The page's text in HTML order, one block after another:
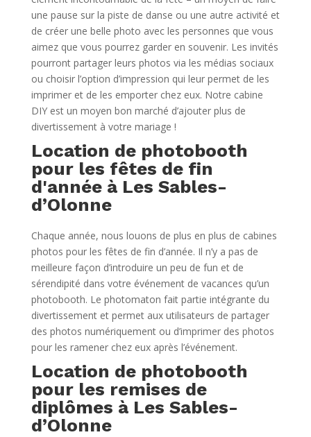
une pause sur la piste de danse ou une autre activité et
de créer une belle photo avec les personnes que vous
aimez que vous pourrez garder en souvenir. Les invités
pourront partager leurs photos via les médias sociaux
ou choisir l’option d’impression qui leur permet de les
imprimer et de les emporter chez eux. Notre cabine
DIY est un moyen bon marché d’ajouter plus de
divertissement à votre mariage !
Location de photobooth
pour les fêtes de fin
d'année à Les Sables-
d’Olonne
Chaque année, nous louons de plus en plus de cabines
photos pour les fêtes de fin d’année. Il n’y a pas de
meilleure façon d’introduire un peu de fun et de
sérendipité dans votre événement de vacances qu’un
photobooth. Le photomaton fait partie intégrante du
divertissement et permet aux utilisateurs de partager
des photos numériquement ou d’imprimer des photos
pour les ramener chez eux après l’événement.
Location de photobooth
pour les remises de
diplômes à Les Sables-
d’Olonne